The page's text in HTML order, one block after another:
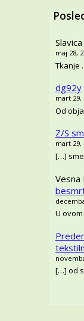
maj 28,
Tkanje
dg92y
mart 29,
Od
Z/S
mart 29,
[…]
Vesna
U
[…] od